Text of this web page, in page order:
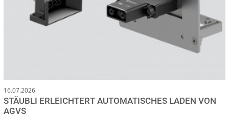
16.07.2026
STÄUBLI ERLEICHTERT AUTOMATISCHES LADEN VON
AGVS